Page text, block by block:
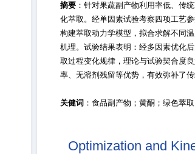
摘要：针对果蔬副产物利用率低、传
化萃取。经单因素试验考察四项工艺
构建萃取动力学模型，拟合求解不同
机理。试验结果表明：经多因素优化
取过程变化规律，理论与试验契合度
率、无溶剂残留等优势，有效弥补了传
关健词 ：食品副产物；黄酮；绿色萃
Optimization and